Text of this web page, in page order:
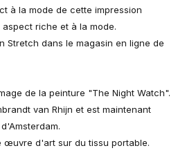
à la mode de cette impression
riche et à la mode.
Stretch dans le magasin en ligne de
de la peinture "The Night Watch".
van Rhijn et est maintenant
œuvre d'art sur du tissu portable.